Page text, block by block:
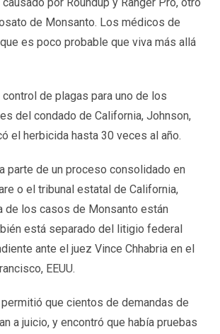
de Monsanto. Los médicos de
es poco probable que viva más allá
de plagas para uno de los
del condado de California, Johnson,
el herbicida hasta 30 veces al año.
parte de un proceso consolidado en
o el tribunal estatal de California,
de los casos de Monsanto están
está separado del litigio federal
ante el juez Vince Chhabria en el
EEUU.
permitió que cientos de demandas de
a juicio, y encontró que había pruebas